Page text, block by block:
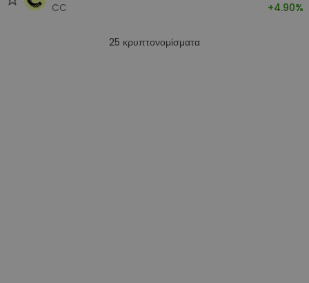
CC
+4.90%
25 κρυπτονομίσματα